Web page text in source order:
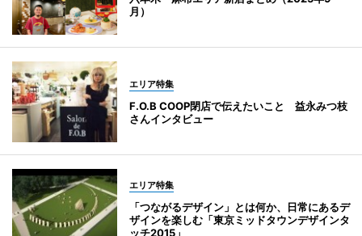
月）
エリア特集
F.O.B COOP閉店で伝えたいこと 益永みつ枝
さんインタビュー
エリア特集
「つながるデザイン」とは何か、日常にあるデ
ザインを楽しむ「東京ミッドタウンデザインタ
ッチ2015」